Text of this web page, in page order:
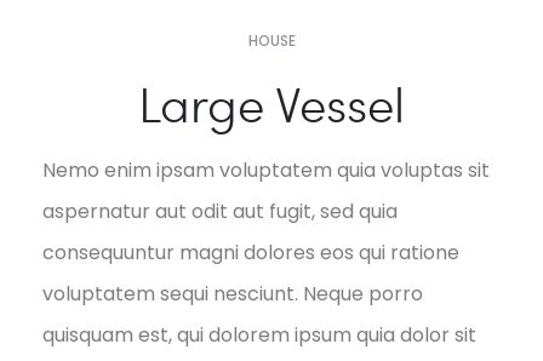
HOUSE
Large Vessel
Nemo enim ipsam voluptatem quia voluptas sit
aspernatur aut odit aut fugit, sed quia
consequuntur magni dolores eos qui ratione
voluptatem sequi nesciunt. Neque porro
quisquam est, qui dolorem ipsum quia dolor sit